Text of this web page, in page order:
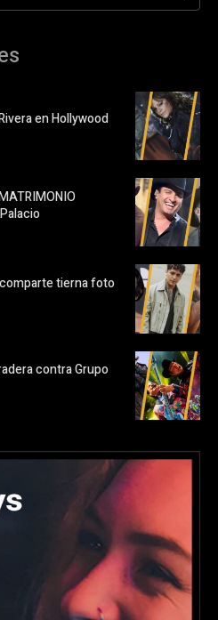
en Hollywood
comparte tierna foto
contra Grupo